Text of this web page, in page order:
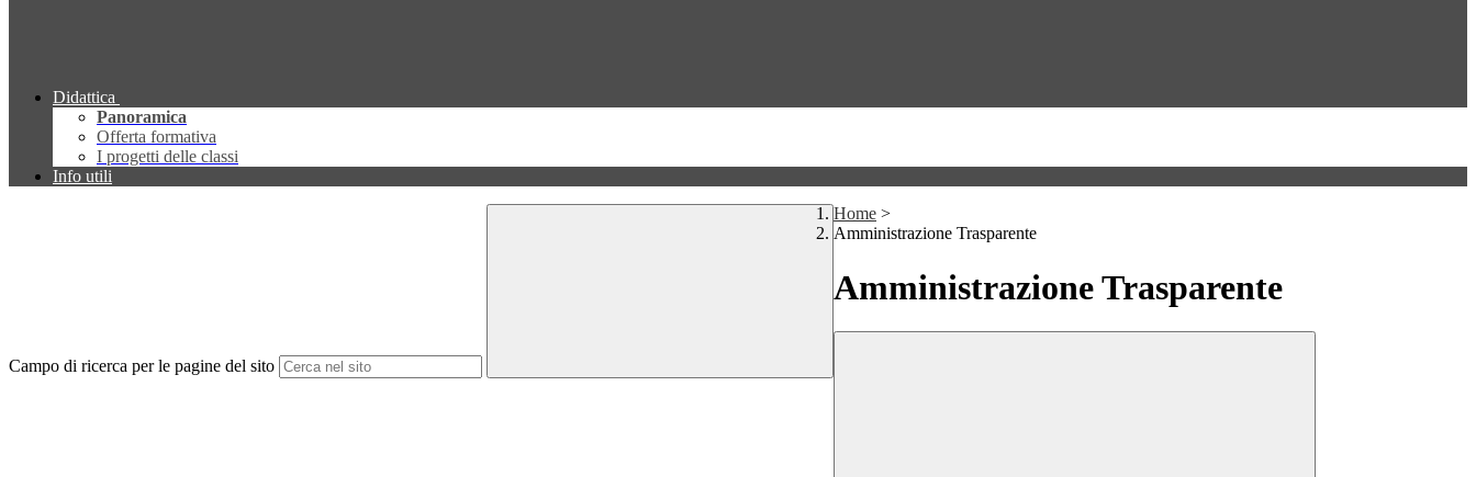
Didattica
Panoramica
Offerta formativa
I progetti delle classi
Info utili
Campo di ricerca per le pagine del sito
Home >
Amministrazione Trasparente
Amministrazione Trasparente